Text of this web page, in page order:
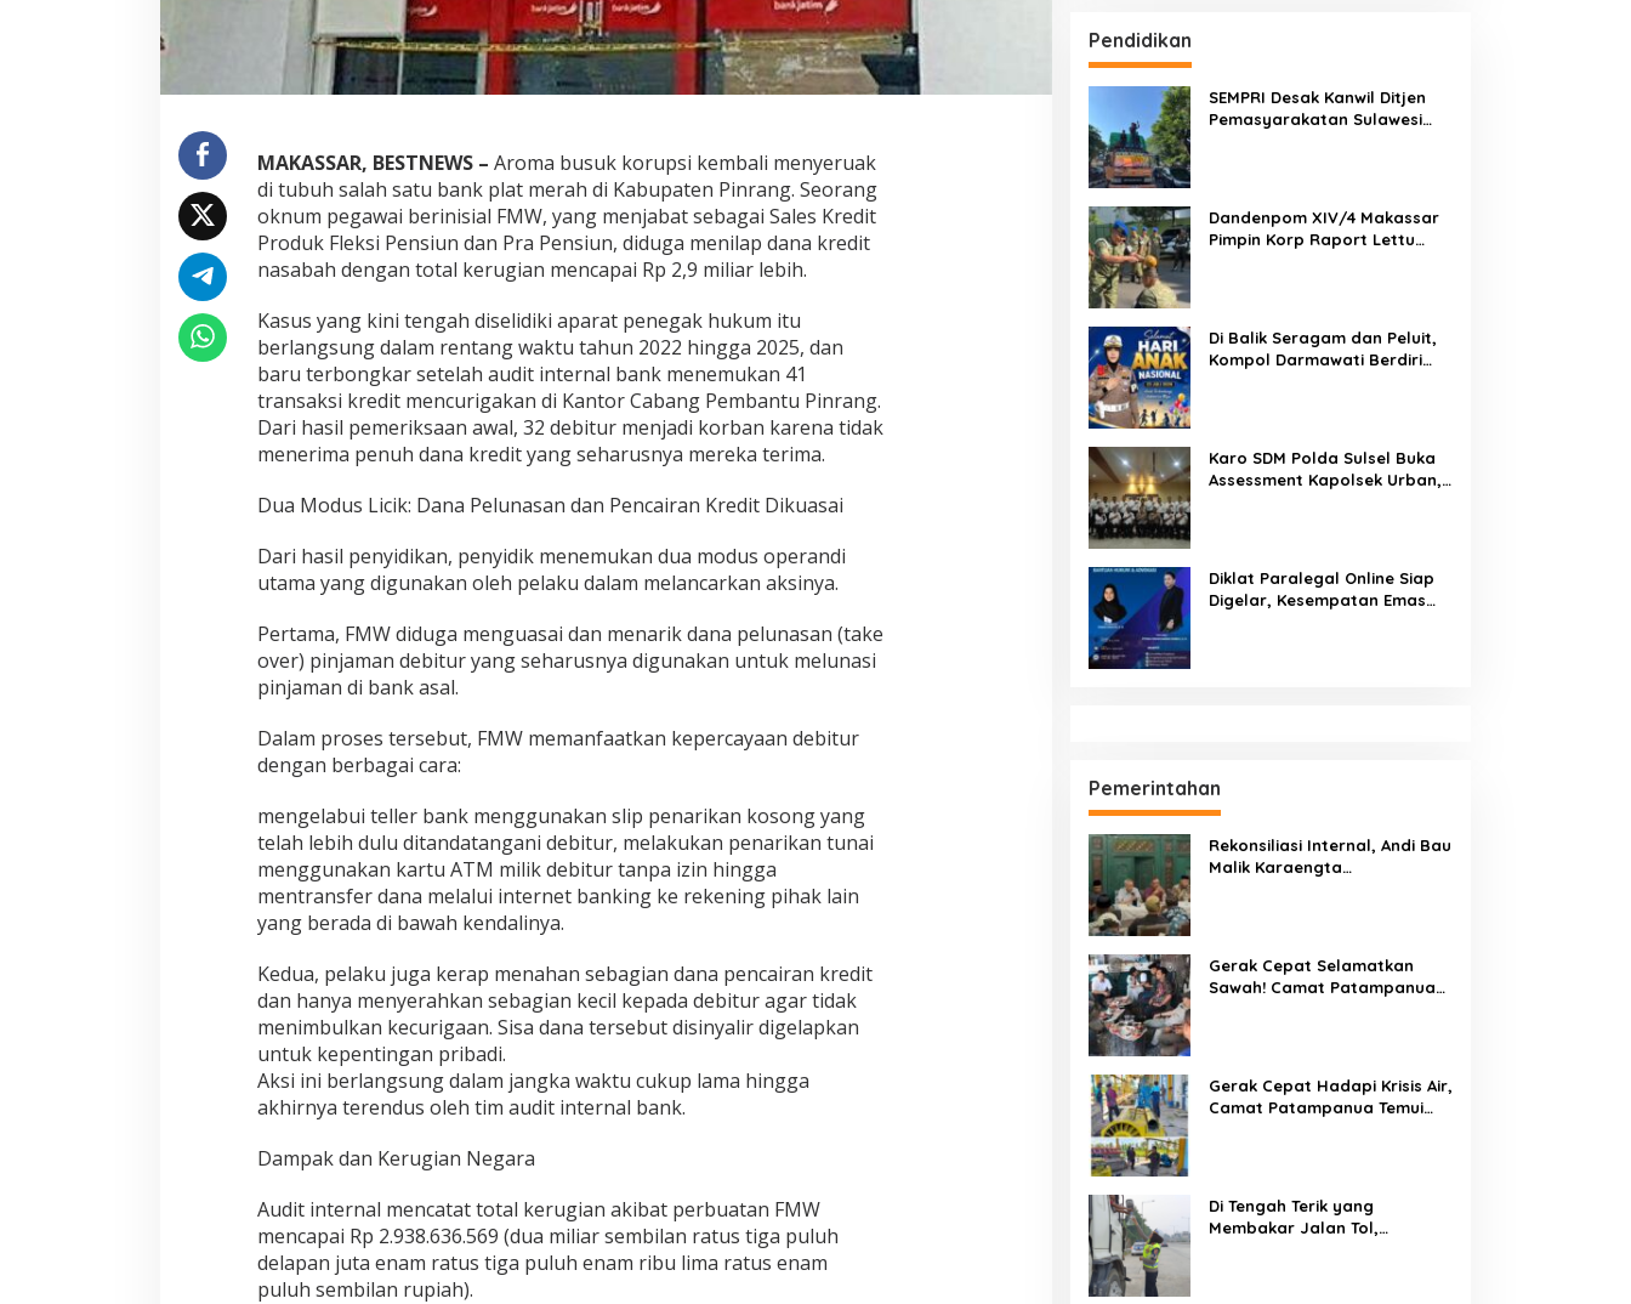
i
n
a
:
P
g
a
w
i
i
d
u
g
a
l
p
k
a
D
a
n
K
e
i
t
R
2
,
M
i
i
a
”
MAKASSAR, BESTNEWS – Aroma busuk korupsi kembali menyeruak
di tubuh salah satu bank plat merah di Kabupaten Pinrang. Seorang
oknum pegawai berinisial FMW, yang menjabat sebagai Sales Kredit
Produk Fleksi Pensiun dan Pra Pensiun, diduga menilap dana kredit
nasabah dengan total kerugian mencapai Rp 2,9 miliar lebih.
Kasus yang kini tengah diselidiki aparat penegak hukum itu
berlangsung dalam rentang waktu tahun 2022 hingga 2025, dan
baru terbongkar setelah audit internal bank menemukan 41
transaksi kredit mencurigakan di Kantor Cabang Pembantu Pinrang.
Dari hasil pemeriksaan awal, 32 debitur menjadi korban karena tidak
menerima penuh dana kredit yang seharusnya mereka terima.
Dua Modus Licik: Dana Pelunasan dan Pencairan Kredit Dikuasai
Dari hasil penyidikan, penyidik menemukan dua modus operandi
utama yang digunakan oleh pelaku dalam melancarkan aksinya.
Pertama, FMW diduga menguasai dan menarik dana pelunasan (take
over) pinjaman debitur yang seharusnya digunakan untuk melunasi
pinjaman di bank asal.
Dalam proses tersebut, FMW memanfaatkan kepercayaan debitur
dengan berbagai cara:
mengelabui teller bank menggunakan slip penarikan kosong yang
telah lebih dulu ditandatangani debitur, melakukan penarikan tunai
menggunakan kartu ATM milik debitur tanpa izin hingga
mentransfer dana melalui internet banking ke rekening pihak lain
yang berada di bawah kendalinya.
Kedua, pelaku juga kerap menahan sebagian dana pencairan kredit
dan hanya menyerahkan sebagian kecil kepada debitur agar tidak
menimbulkan kecurigaan. Sisa dana tersebut disinyalir digelapkan
untuk kepentingan pribadi.
Aksi ini berlangsung dalam jangka waktu cukup lama hingga
akhirnya terendus oleh tim audit internal bank.
Dampak dan Kerugian Negara
Audit internal mencatat total kerugian akibat perbuatan FMW
mencapai Rp 2.938.636.569 (dua miliar sembilan ratus tiga puluh
delapan juta enam ratus tiga puluh enam ribu lima ratus enam
puluh sembilan rupiah).
Pendidikan
SEMPRI Desak Kanwil Ditjen
Pemasyarakatan Sulawesi
Dandenpom XIV/4 Makassar
Pimpin Korp Raport Lettu
Di Balik Seragam dan Peluit,
Kompol Darmawati Berdiri
Karo SDM Polda Sulsel Buka
Assessment Kapolsek Urban,
Diklat Paralegal Online Siap
Digelar, Kesempatan Emas
Pemerintahan
Rekonsiliasi Internal, Andi Bau
Malik Karaengta
Gerak Cepat Selamatkan
Sawah! Camat Patampanua
Gerak Cepat Hadapi Krisis Air,
Camat Patampanua Temui
Di Tengah Terik yang
Membakar Jalan Tol,